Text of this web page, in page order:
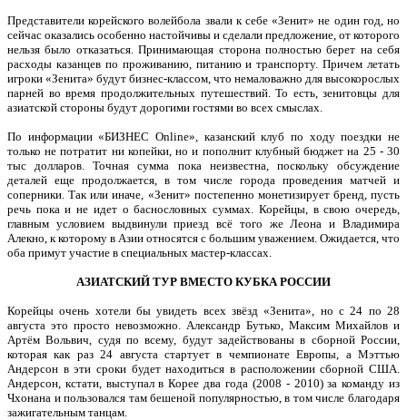
Представители корейского волейбола звали к себе «Зенит» не один год, но
сейчас оказались особенно настойчивы и сделали предложение, от которого
нельзя было отказаться. Принимающая сторона полностью берет на себя
расходы казанцев по проживанию, питанию и транспорту. Причем летать
игроки «Зенита» будут бизнес-классом, что немаловажно для высокорослых
парней во время продолжительных путешествий. То есть, зенитовцы для
азиатской стороны будут дорогими гостями во всех смыслах.
По информации «БИЗНЕС Online», казанский клуб по ходу поездки не
только не потратит ни копейки, но и пополнит клубный бюджет на 25 - 30
тыс долларов. Точная сумма пока неизвестна, поскольку обсуждение
деталей еще продолжается, в том числе города проведения матчей и
соперники. Так или иначе, «Зенит» постепенно монетизирует бренд, пусть
речь пока и не идет о баснословных суммах. Корейцы, в свою очередь,
главным условием выдвинули приезд всё того же Леона и Владимира
Алекно, к которому в Азии относятся с большим уважением. Ожидается, что
оба примут участие в специальных мастер-классах.
АЗИАТСКИЙ ТУР ВМЕСТО КУБКА РОССИИ
Корейцы очень хотели бы увидеть всех звёзд «Зенита», но с 24 по 28
августа это просто невозможно. Александр Бутько, Максим Михайлов и
Артём Вольвич, судя по всему, будут задействованы в сборной России,
которая как раз 24 августа стартует в чемпионате Европы, а Мэттью
Андерсон в эти сроки будет находиться в расположении сборной США.
Андерсон, кстати, выступал в Корее два года (2008 - 2010) за команду из
Чхонана и пользовался там бешеной популярностью, в том числе благодаря
зажигательным танцам.